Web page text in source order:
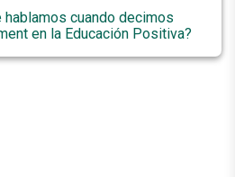
hablamos cuando decimos
en la Educación Positiva?